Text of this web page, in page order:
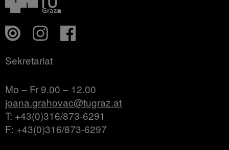
Sekretariat
Mo – Fr 9.00 – 12.00
joana.grahovac@tugraz.at
T: +43(0)316/873-6291
F: +43(0)316/873-6297